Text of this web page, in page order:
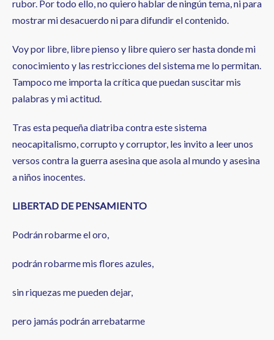
rubor. Por todo ello, no quiero hablar de ningún tema, ni para
mostrar mi desacuerdo ni para difundir el contenido.
Voy por libre, libre pienso y libre quiero ser hasta donde mi
conocimiento y las restricciones del sistema me lo permitan.
Tampoco me importa la crítica que puedan suscitar mis
palabras y mi actitud.
Tras esta pequeña diatriba contra este sistema
neocapitalismo, corrupto y corruptor, les invito a leer unos
versos contra la guerra asesina que asola al mundo y asesina
a niños inocentes.
LIBERTAD DE PENSAMIENTO
Podrán robarme el oro,
podrán robarme mis flores azules,
sin riquezas me pueden dejar,
pero jamás podrán arrebatarme